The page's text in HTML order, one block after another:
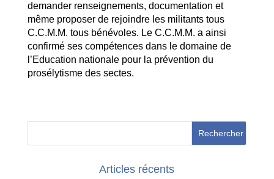
demander renseignements, documentation et
même proposer de rejoindre les militants tous
C.C.M.M. tous bénévoles. Le C.C.M.M. a ainsi
confirmé ses compétences dans le domaine de
l’Education nationale pour la prévention du
prosélytisme des sectes.
Articles récents